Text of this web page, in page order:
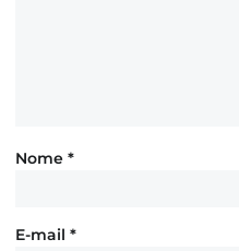
Nome *
E-mail *